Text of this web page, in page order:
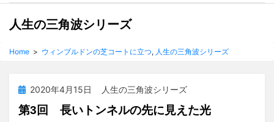
カテゴリー
:
人生の三角波シリーズ
Home > ウィンブルドンの芝コートに立つ, 人生の三角波シリーズ
投
稿
日:
2020年4月15日 人生の三角波シリーズ
第3回 長いトンネルの先に見えた光